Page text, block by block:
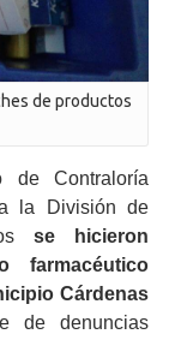
de productos
de Contraloría
la División de
se hicieron
farmacéutico
Cárdenas
de denuncias